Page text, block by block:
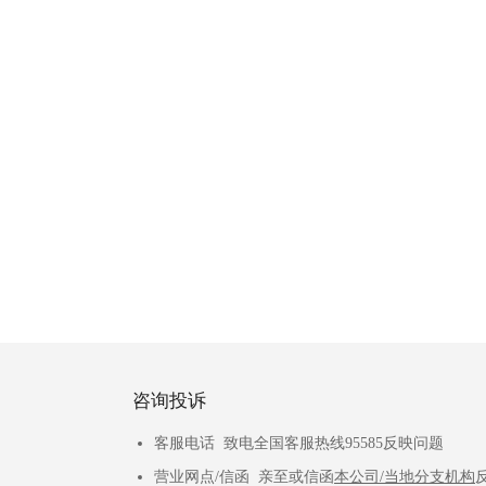
咨询投诉
客服电话 致电全国客服热线95585反映问题
营业网点/信函 亲至或信函本公司/当地分支机构